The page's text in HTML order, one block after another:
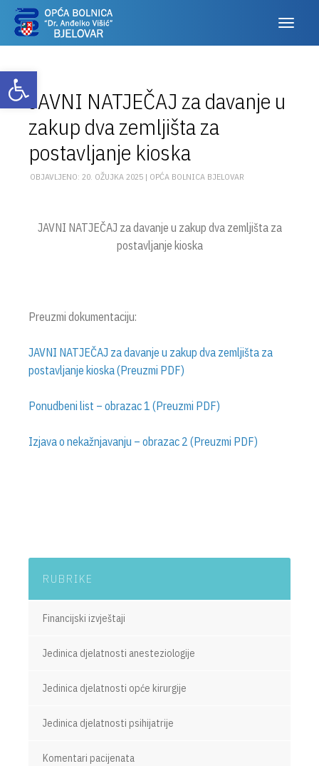
Otvori alatnu traku
JAVNI NATJEČAJ za davanje u
zakup dva zemljišta za
postavljanje kioska
OBJAVLJENO: 20. OŽUJKA 2025 | OPĆA BOLNICA BJELOVAR
JAVNI NATJEČAJ za davanje u zakup dva zemljišta za
postavljanje kioska
Preuzmi dokumentaciju:
JAVNI NATJEČAJ za davanje u zakup dva zemljišta za
postavljanje kioska (Preuzmi PDF)
Ponudbeni list – obrazac 1 (Preuzmi PDF)
Izjava o nekažnjavanju – obrazac 2 (Preuzmi PDF)
RUBRIKE
Financijski izvještaji
Jedinica djelatnosti anesteziologije
Jedinica djelatnosti opće kirurgije
Jedinica djelatnosti psihijatrije
Komentari pacijenata